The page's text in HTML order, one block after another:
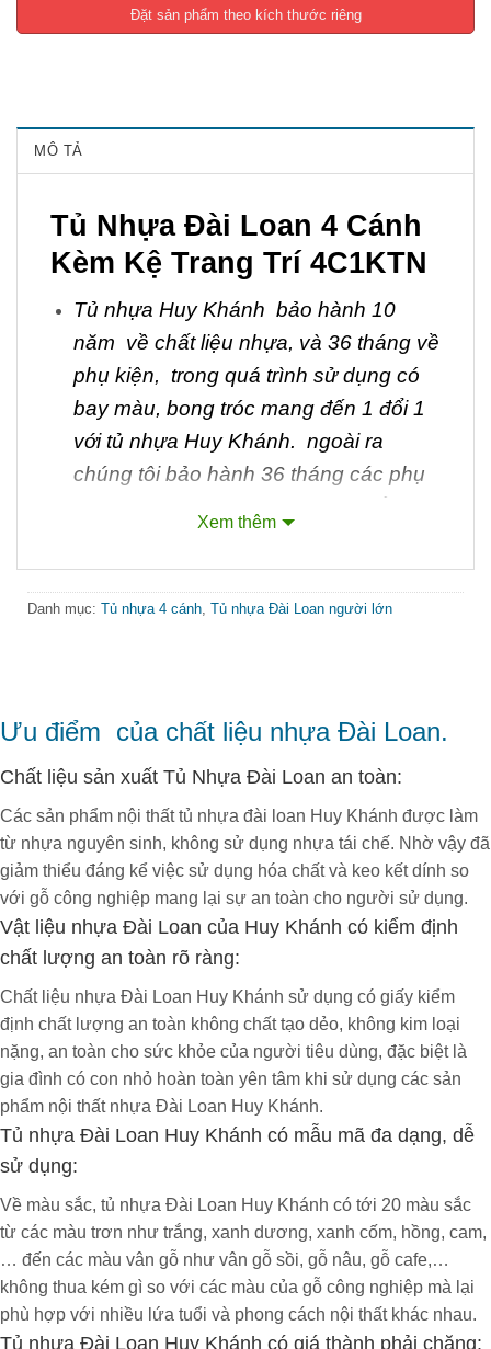
Đặt sản phẩm theo kích thước riêng
MÔ TẢ
Tủ Nhựa Đài Loan 4 Cánh
Kèm Kệ Trang Trí 4C1KTN
Tủ nhựa Huy Khánh bảo hành 10
năm về chất liệu nhựa, và 36 tháng về
phụ kiện, trong quá trình sử dụng có
bay màu, bong tróc mang đến 1 đổi 1
với tủ nhựa Huy Khánh. ngoài ra
chúng tôi bảo hành 36 tháng các phụ
thợ qua bảohành.
Tủ 4 cánh kèm kệ trang trí ( khung vân
gỗ óc chó phối cánh trắng )
Tủ 4 cánh kèm kệ trang trí ( khung vân
gỗ óc chó phối cánh trắng )
Xem thêm
Danh mục: Tủ nhựa 4 cánh, Tủ nhựa Đài Loan người lớn
Ưu điểm của chất liệu nhựa Đài Loan.
Chất liệu sản xuất Tủ Nhựa Đài Loan an toàn:
Các sản phẩm nội thất tủ nhựa đài loan Huy Khánh được làm
từ nhựa nguyên sinh, không sử dụng nhựa tái chế. Nhờ vậy đã
giảm thiểu đáng kể việc sử dụng hóa chất và keo kết dính so
với gỗ công nghiệp mang lại sự an toàn cho người sử dụng.
Vật liệu nhựa Đài Loan của Huy Khánh có kiểm định
chất lượng an toàn rõ ràng:
Chất liệu nhựa Đài Loan Huy Khánh sử dụng có giấy kiểm
định chất lượng an toàn không chất tạo dẻo, không kim loại
nặng, an toàn cho sức khỏe của người tiêu dùng, đặc biệt là
gia đình có con nhỏ hoàn toàn yên tâm khi sử dụng các sản
phẩm nội thất nhựa Đài Loan Huy Khánh.
Tủ nhựa Đài Loan Huy Khánh có mẫu mã đa dạng, dễ
sử dụng:
Về màu sắc, tủ nhựa Đài Loan Huy Khánh có tới 20 màu sắc
từ các màu trơn như trắng, xanh dương, xanh cốm, hồng, cam,
… đến các màu vân gỗ như vân gỗ sồi, gỗ nâu, gỗ cafe,…
không thua kém gì so với các màu của gỗ công nghiệp mà lại
phù hợp với nhiều lứa tuổi và phong cách nội thất khác nhau.
Tủ nhựa Đài Loan Huy Khánh có giá thành phải chăng: